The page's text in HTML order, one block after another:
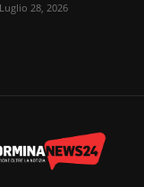
Luglio 28, 2026